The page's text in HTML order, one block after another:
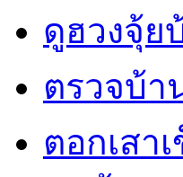
ดูฮวงจุ้ย
ตรวจบ้า
ตอกเสา